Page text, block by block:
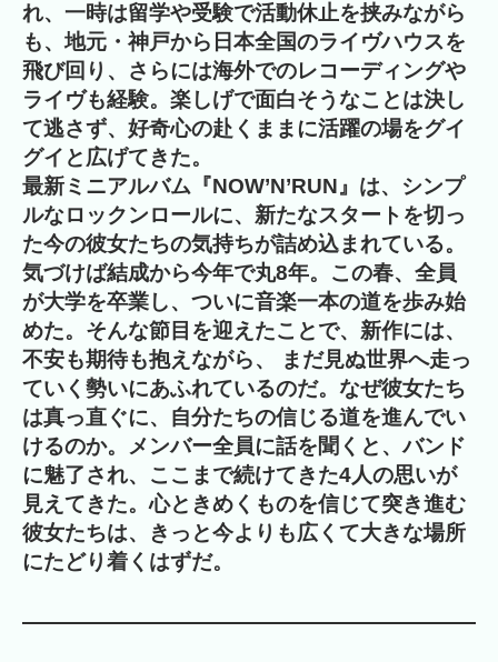
れ、一時は留学や受験で活動休止を挟みながら
も、地元・神戸から日本全国のライヴハウスを
飛び回り、さらには海外でのレコーディングや
ライヴも経験。楽しげで面白そうなことは決し
て逃さず、好奇心の赴くままに活躍の場をグイ
グイと広げてきた。
最新ミニアルバム『NOW’N’RUN』は、シンプ
ルなロックンロールに、新たなスタートを切っ
た今の彼女たちの気持ちが詰め込まれている。
気づけば結成から今年で丸8年。この春、全員
が大学を卒業し、ついに音楽一本の道を歩み始
めた。そんな節目を迎えたことで、新作には、
不安も期待も抱えながら、 まだ見ぬ世界へ走っ
ていく勢いにあふれているのだ。なぜ彼女たち
は真っ直ぐに、自分たちの信じる道を進んでい
けるのか。メンバー全員に話を聞くと、バンド
に魅了され、ここまで続けてきた4人の思いが
見えてきた。心ときめくものを信じて突き進む
彼女たちは、きっと今よりも広くて大きな場所
にたどり着くはずだ。